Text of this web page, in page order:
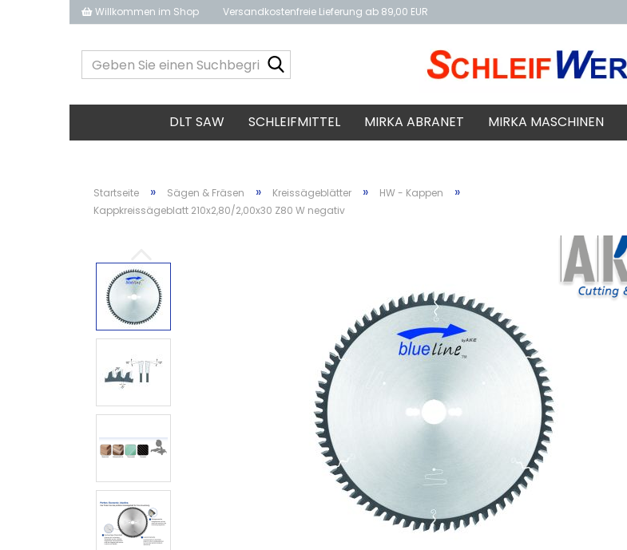
Willkommen im Shop Versandkostenfreie Lieferung ab 89,00 EUR
Sie
Suchbegriff
ein...
DLT SAW SCHLEIFMITTEL MIRKA ABRANET MIRKA MASCHINEN
Startseite » Sägen & Fräsen » Kreissägeblätter » HW - Kappen »
Kappkreissägeblatt 210x2,80/2,00x30 Z80 W negativ